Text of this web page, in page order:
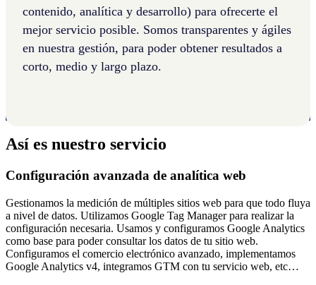
contenido, analítica y desarrollo) para ofrecerte el
mejor servicio posible. Somos transparentes y ágiles
en nuestra gestión, para poder obtener resultados a
corto, medio y largo plazo.
Así es nuestro servicio
Configuración avanzada de analítica web
Gestionamos la medición de múltiples sitios web para que todo fluya
a nivel de datos. Utilizamos Google Tag Manager para realizar la
configuración necesaria. Usamos y configuramos Google Analytics
como base para poder consultar los datos de tu sitio web.
Configuramos el comercio electrónico avanzado, implementamos
Google Analytics v4, integramos GTM con tu servicio web, etc…